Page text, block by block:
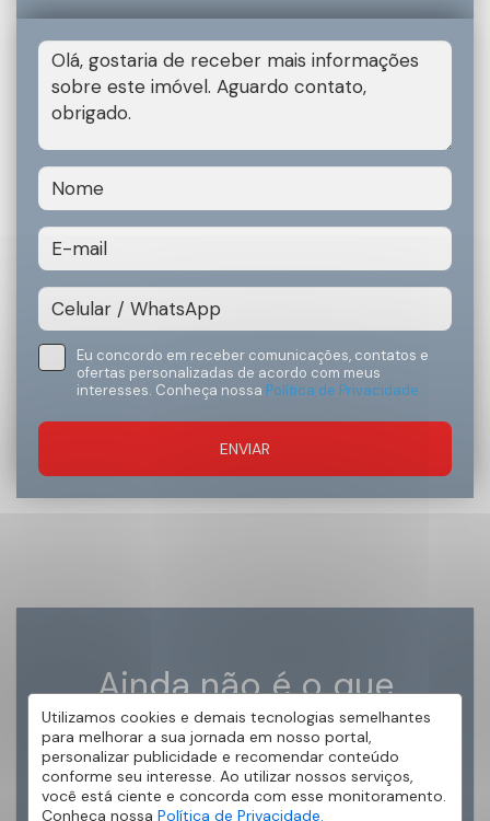
Utilizamos cookies e demais tecnologias semelhantes
para melhorar a sua jornada em nosso portal,
personalizar publicidade e recomendar conteúdo
conforme seu interesse. Ao utilizar nossos serviços,
você está ciente e concorda com esse monitoramento.
Conheça nossa Política de Privacidade.
Eu concordo em receber comunicações, contatos e
ofertas personalizadas de acordo com meus
interesses. Conheça nossa Política de Privacidade.
ENVIAR
Ainda não é o que
procurava?
Nós podemos encontrar um lugar que
combina com você!